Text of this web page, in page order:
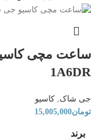
1A6DR
جی شاک کاسیو
تومان15,005,000
برند